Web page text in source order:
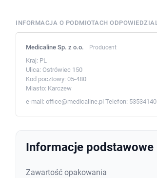
INFORMACJA O PODMIOTACH
Medicaline Sp. z o.o. Producent
Kraj: PL
Ulica: Ostrówiec 150
Kod pocztowy: 05-480
Miasto: Karczew
e-mail: office@medicaline.pl Telefon:
Informacje podstawowe
Zawartość opakowania